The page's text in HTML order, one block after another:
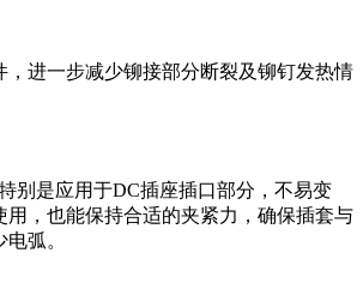
，进一步减少铆接部分断裂及铆钉发热情
别是应用于DC插座插口部分，不易变
用，也能保持合适的夹紧力，确保插套与
弧。